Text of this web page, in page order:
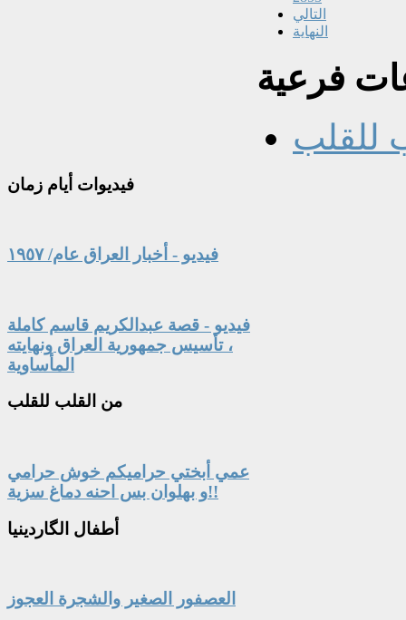
التالي
النهاية
فرعية
للقلب
فيديوات أيام زمان
فيديو - أخبار العراق عام/ ١٩٥٧
فيديو - قصة عبدالكريم قاسم كاملة
، تأسيس جمهورية العراق ونهايته
المأساوية
من القلب للقلب
عمي أبختي حراميكم خوش حرامي
و بهلوان بس احنه دماغ سزية!!
أطفال الگاردينيا
العصفور الصغير والشجرة العجوز